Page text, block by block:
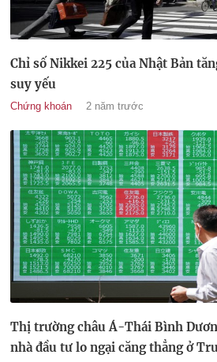
Chỉ số Nikkei 225 của Nhật Bản
suy yếu
Chứng khoán 2 năm trước
Thị trường châu Á-Thái Bình
nhà đầu tư lo ngại căng thẳng ở